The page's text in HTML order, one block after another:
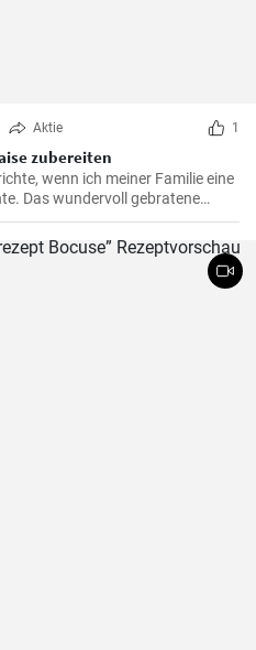
Aktie 1
zubereiten
wenn ich meiner Familie eine
Das wundervoll gebratene
und überzogen mit einer
beeindruckend. Glauben Sie mir,
Francaise einmal probiert
der Lieblingsrezepte aufnehmen.